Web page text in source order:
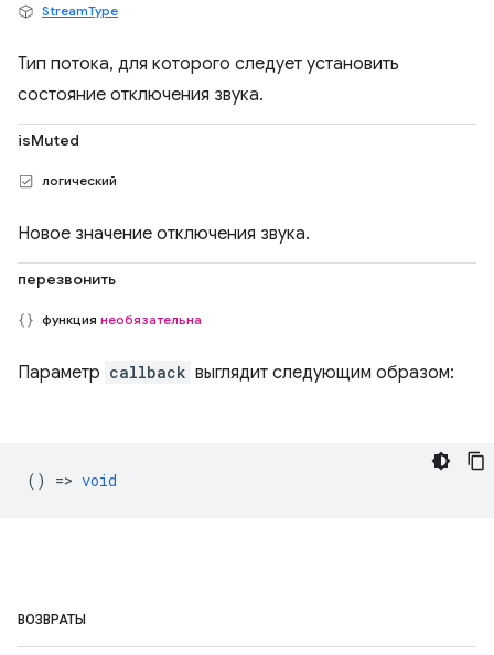
StreamType
Тип потока, для которого следует установить
состояние отключения звука.
isMuted
логический
Новое значение отключения звука.
перезвонить
функция необязательна
Параметр callback выглядит следующим образом:
() => void
ВОЗВРАТЫ